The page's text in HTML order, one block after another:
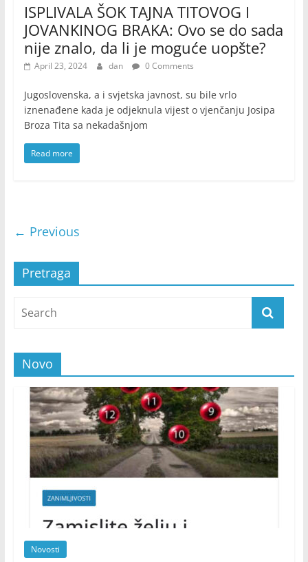
ISPLIVALA ŠOK TAJNA TITOVOG I
JOVANKINOG BRAKA: Ovo se do sada
nije znalo, da li je moguće uopšte?
April 23, 2024 dan 0 Comments
Jugoslovenska, a i svjetska javnost, su bile vrlo
iznenađene kada je odjeknula vijest o vjenčanju Josipa
Broza Tita sa nekadašnjom
Read more
← Previous
Pretraga
Novo
Novosti